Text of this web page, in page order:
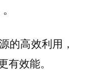
的高效利用，
效能。